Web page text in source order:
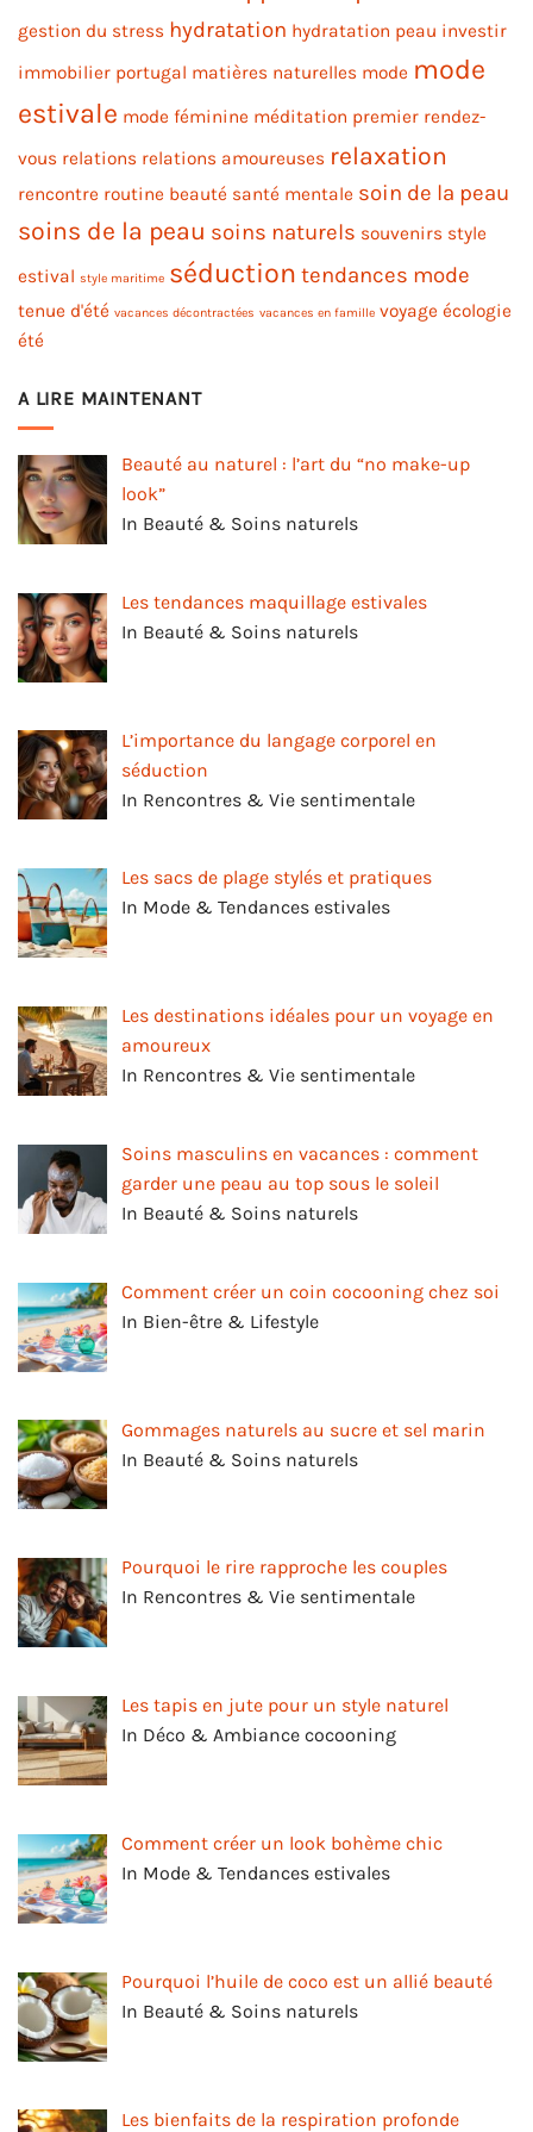
gestion du stress hydratation hydratation peau investir
immobilier portugal matières naturelles mode mode
estivale mode féminine méditation premier rendez-
vous relations relations amoureuses relaxation
rencontre routine beauté santé mentale soin de la peau
soins de la peau soins naturels souvenirs style
estival style maritime séduction tendances mode
tenue d'été vacances décontractées vacances en famille voyage écologie
été
A LIRE MAINTENANT
Beauté au naturel : l’art du “no make-up
look”
In Beauté & Soins naturels
Les tendances maquillage estivales
In Beauté & Soins naturels
L’importance du langage corporel en
séduction
In Rencontres & Vie sentimentale
Les sacs de plage stylés et pratiques
In Mode & Tendances estivales
Les destinations idéales pour un voyage en
amoureux
In Rencontres & Vie sentimentale
Soins masculins en vacances : comment
garder une peau au top sous le soleil
In Beauté & Soins naturels
Comment créer un coin cocooning chez soi
In Bien-être & Lifestyle
Gommages naturels au sucre et sel marin
In Beauté & Soins naturels
Pourquoi le rire rapproche les couples
In Rencontres & Vie sentimentale
Les tapis en jute pour un style naturel
In Déco & Ambiance cocooning
Comment créer un look bohème chic
In Mode & Tendances estivales
Pourquoi l’huile de coco est un allié beauté
In Beauté & Soins naturels
Les bienfaits de la respiration profonde